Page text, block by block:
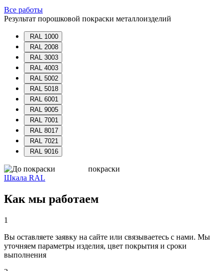
Все работы
Результат порошковой покраски металлоизделий
RAL 1000
RAL 2008
RAL 3003
RAL 4003
RAL 5002
RAL 5018
RAL 6001
RAL 9005
RAL 7001
RAL 8017
RAL 7021
RAL 9016
Шкала RAL
Как мы работаем
1
Вы оставляете заявку на сайте или связываетесь с нами. Мы
уточняем параметры изделия, цвет покрытия и сроки
выполнения